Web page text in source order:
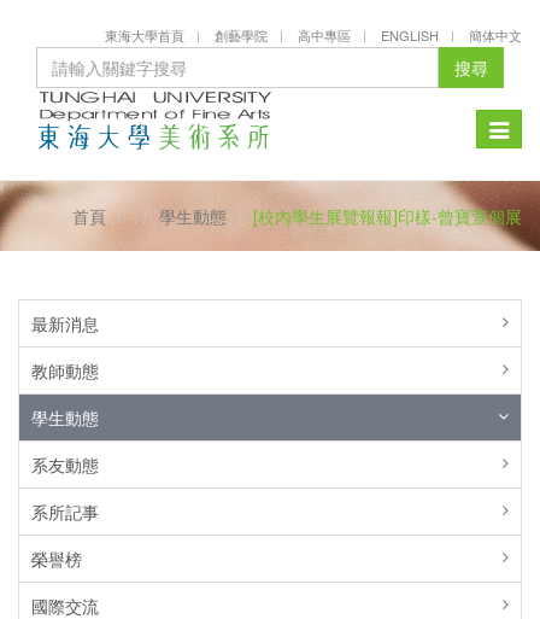
東海大學首頁 創藝學院 高中專區 ENGLISH 簡体中文
搜尋
Toggle
首頁 學生動態 [校內學生展覽報報]印樣-曾寶萱個展
最新消息
教師動態
學生動態
系友動態
系所記事
榮譽榜
國際交流